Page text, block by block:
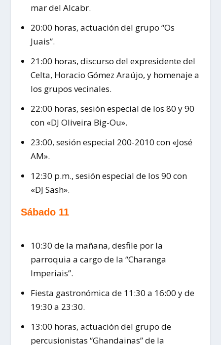
mar del Alcabr.
20:00 horas, actuación del grupo “Os
Juais”.
21:00 horas, discurso del expresidente del
Celta, Horacio Gómez Araújo, y homenaje a
los grupos vecinales.
22:00 horas, sesión especial de los 80 y 90
con «DJ Oliveira Big-Ou».
23:00, sesión especial 200-2010 con «José
AM».
12:30 p.m., sesión especial de los 90 con
«DJ Sash».
Sábado 11
10:30 de la mañana, desfile por la
parroquia a cargo de la “Charanga
Imperiais”.
Fiesta gastronómica de 11:30 a 16:00 y de
19:30 a 23:30.
13:00 horas, actuación del grupo de
percusionistas “Ghandainas” de la